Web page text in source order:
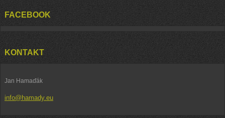
FACEBOOK
KONTAKT
Jan Hamaďák
info@hamady.eu